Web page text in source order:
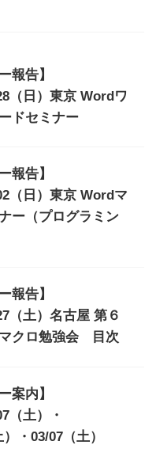
報告】
（日）東京 Wordワ
ドセミナー
報告】
（日）東京 Wordマ
ー（プログラミン
報告】
（土）名古屋 第６
クロ勉強会 目次
案内】
（土）・
）・03/07（土）